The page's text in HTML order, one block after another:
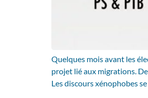
Quelques mois avant les
projet lié aux migrations.
Les discours xénophobes